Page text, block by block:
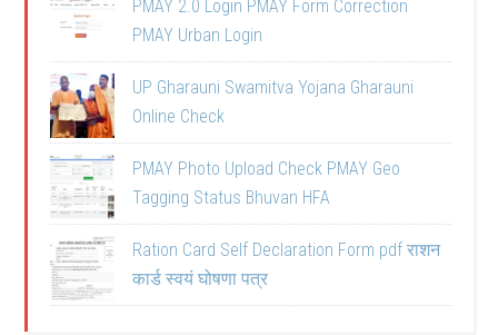
PMAY 2.0 Login PMAY Form Correction
PMAY Urban Login
UP Gharauni Swamitva Yojana Gharauni
Online Check
PMAY Photo Upload Check PMAY Geo
Tagging Status Bhuvan HFA
Ration Card Self Declaration Form pdf राशन
कार्ड स्वयं घोषणा पत्र